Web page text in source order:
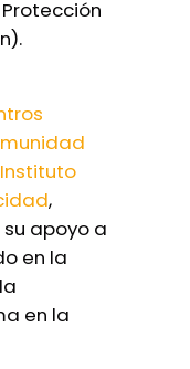
Protección
Instituto
,
apoyo a
en la
en la